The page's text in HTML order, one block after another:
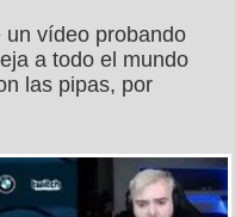
un vídeo probando
a todo el mundo
las pipas, por